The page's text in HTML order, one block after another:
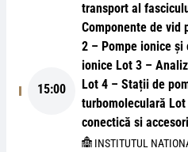
15:00
transport al
Componente de vid
2 – Pompe ionice
ionice Lot 3 –
Lot 4 – Stații de
turbomoleculară
conectică si
INSTITUTUL